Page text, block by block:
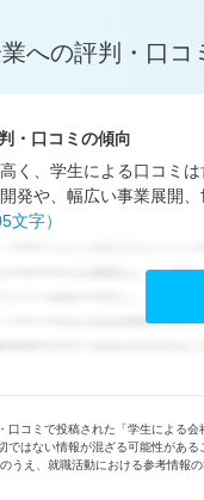
への評判・口コ
・口コミの傾向
く、学生による口コミ
発や、幅広い事業展開
文字）
コミで投稿された「学生による
ではない情報が混ざる可能性があ
うえ、就職活動における参考情報